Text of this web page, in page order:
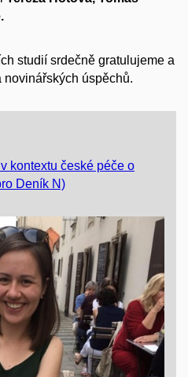
studií srdečně gratulujeme a
úspěchů.
kontextu české péče o
Deník N)